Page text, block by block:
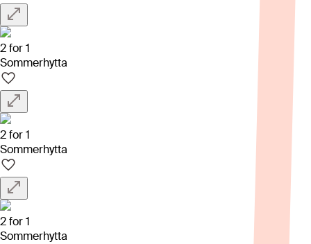
2 for 1
Sommerhytta
2 for 1
Sommerhytta
2 for 1
Sommerhytta